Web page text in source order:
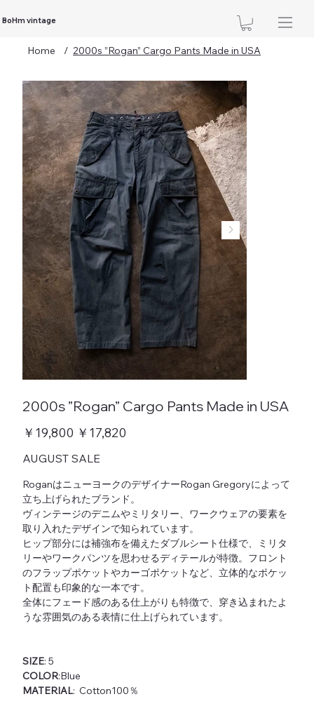
BoHm vintage
Home / 2000s ”Rogan” Cargo Pants Made in USA
2000s ”Rogan” Cargo Pants Made in USA
元
の
格
￥19,800
セ
ー
価
￥17,820
AUGUST SALE
RoganはニューヨークのデザイナーRogan Gregoryによって
立ち上げられたブランド。
ヴィンテージのデニムやミリタリー、ワークウェアの要素を
取り入れたデザインで知られています。
ヒップ部分には補強布を備えたダブルシート仕様で、ミリタ
リーやワークパンツを思わせるディテールが特徴。フロント
のフラップポケットやカーゴポケットなど、立体的なポケッ
ト配置も印象的な一本です。
全体にフェード感のある仕上がりも特徴で、穿き込まれたよ
うな雰囲気のある表情に仕上げられています。
SIZE: 5
COLOR:Blue
MATERIAL: Cotton100％